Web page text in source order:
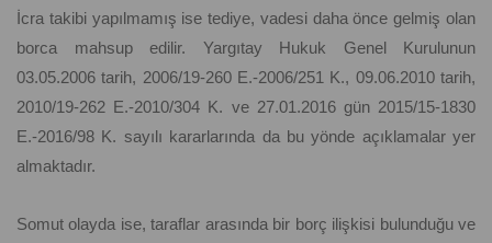
İcra takibi yapılmamış ise tediye, vadesi daha önce gelmiş olan
borca mahsup edilir. Yargıtay Hukuk Genel Kurulunun
03.05.2006 tarih, 2006/19-260 E.-2006/251 K., 09.06.2010 tarih,
2010/19-262 E.-2010/304 K. ve 27.01.2016 gün 2015/15-1830
E.-2016/98 K. sayılı kararlarında da bu yönde açıklamalar yer
almaktadır.
Somut olayda ise, taraflar arasında bir borç ilişkisi bulunduğu ve